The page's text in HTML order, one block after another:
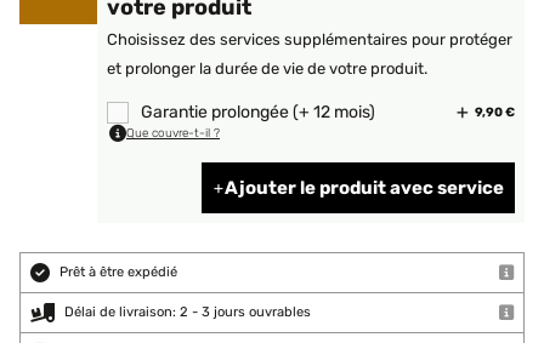
votre produit
Choisissez des services supplémentaires pour protéger
et prolonger la durée de vie de votre produit.
Garantie prolongée (+ 12 mois) 9,90 €
Que couvre-t-il ?
Ajouter le produit avec service
Prêt à être expédié
Délai de livraison: 2 - 3 jours ouvrables